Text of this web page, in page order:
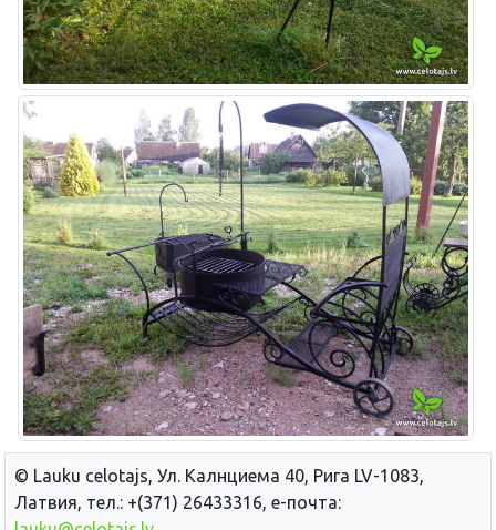
© Lauku сelotajs, Ул. Калнциема 40, Рига LV-1083,
Латвия, тел.: +(371) 26433316, е-почта: